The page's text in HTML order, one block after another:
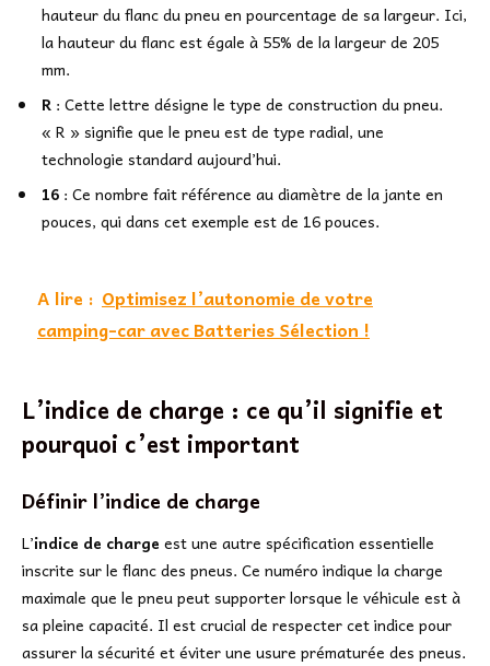
hauteur du flanc du pneu en pourcentage de sa largeur. Ici,
la hauteur du flanc est égale à 55% de la largeur de 205
mm.
R : Cette lettre désigne le type de construction du pneu.
« R » signifie que le pneu est de type radial, une
technologie standard aujourd’hui.
16 : Ce nombre fait référence au diamètre de la jante en
pouces, qui dans cet exemple est de 16 pouces.
A lire : Optimisez l’autonomie de votre
camping-car avec Batteries Sélection !
L’indice de charge : ce qu’il signifie et
pourquoi c’est important
Définir l’indice de charge
L’indice de charge est une autre spécification essentielle
inscrite sur le flanc des pneus. Ce numéro indique la charge
maximale que le pneu peut supporter lorsque le véhicule est à
sa pleine capacité. Il est crucial de respecter cet indice pour
assurer la sécurité et éviter une usure prématurée des pneus.